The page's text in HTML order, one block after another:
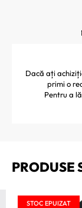
Dacă ați
primi o
Pentru a
PRODUSE
STOC EPUIZAT